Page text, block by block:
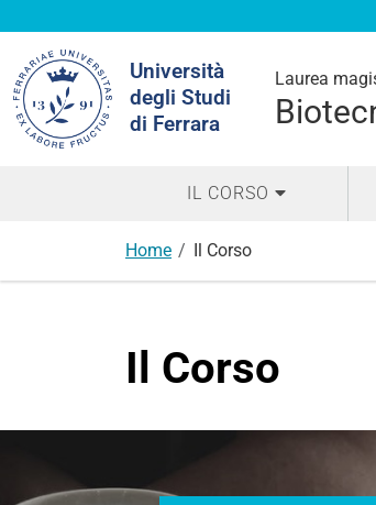
Università
degli Studi
di Ferrara
Laurea
nel
sito
IL CORSO
Home Il Corso
Il Corso